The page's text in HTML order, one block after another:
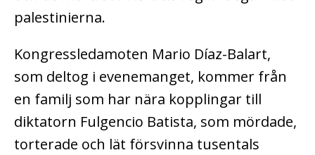
palestinierna.
Kongressledamoten Mario Díaz-Balart,
som deltog i evenemanget, kommer från
en familj som har nära kopplingar till
diktatorn Fulgencio Batista, som mördade,
torterade och lät försvinna tusentals